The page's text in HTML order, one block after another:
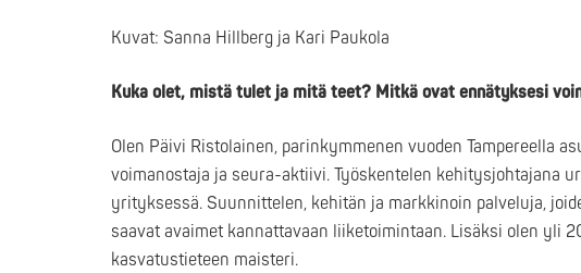
Kuvat: Sanna Hillberg ja Kari Paukola
Kuka olet, mistä tulet ja mitä teet? Mitkä ovat ennätyksesi
Olen Päivi Ristolainen, parinkymmenen vuoden Tampereella
voimanostaja ja seura-aktiivi. Työskentelen
yrityksessä. Suunnittelen, kehitän ja markkinoin palveluja,
saavat avaimet kannattavaan liiketoimintaan. Lisäksi olen yli
kasvatustieteen maisteri.